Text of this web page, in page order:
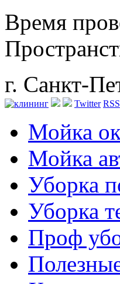
Время
г. Санкт-
Twitter RSS
Мойка
Мойка
Уборка
Уборка
Проф